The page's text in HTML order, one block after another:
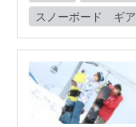
スノーボード ギア